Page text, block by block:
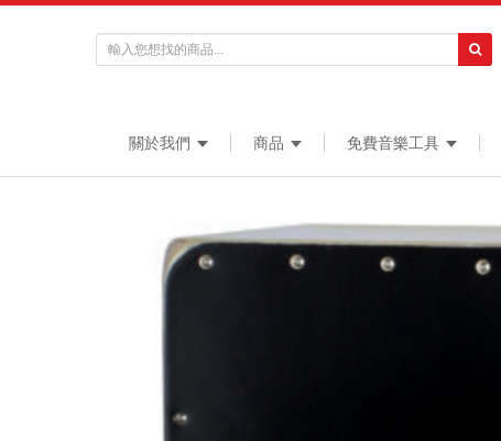
關於我們 商品 免費音樂工具